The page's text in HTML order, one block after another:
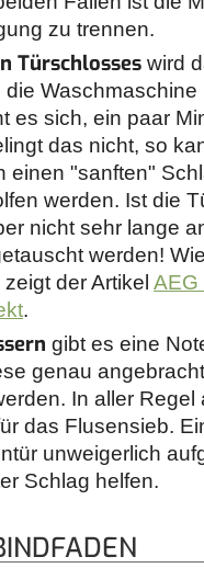
zu trennen.
Türschlosses wird
es sich, ein paar
das nicht, so
einen "sanften"
werden. Ist die
nicht sehr lange
werden!
der Artikel AEG
.
gibt es eine
genau
In aller Regel
das Flusensieb.
unweigerlich
Schlag helfen.